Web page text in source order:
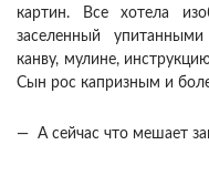
картин. Все хотела
заселенный
канву, мулине,
Сын рос капризным и
— А сейчас что мешает